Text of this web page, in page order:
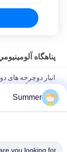
پناهگاه
انبار دوچرخه های
دوچرخه های
بوم قابل تنظیم در
حیاط
Summer
you looking for?